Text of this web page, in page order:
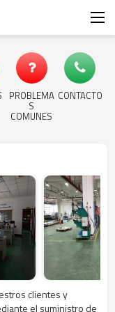
PROBLEMA
S
COMUNES
CONTACTO
clientes y
el suministro de